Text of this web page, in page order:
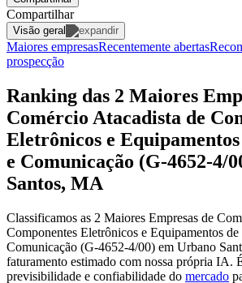
Compartilhar
Visão geral
Maiores empresasRecentemente abertas
prospecção
Ranking das 2 Maiores
Comércio Atacadista de
Eletrônicos e
e Comunicação (G-4652-4/
Santos, MA
Classificamos as 2 Maiores Empresas de
Componentes Eletrônicos e Equipamentos
Comunicação (G-4652-4/00) em Urbano
faturamento estimado com nossa própria IA.
previsibilidade e confiabilidade do mercado